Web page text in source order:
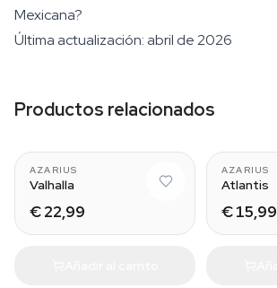
Mexicana?
Última actualización: abril de 2026
Productos relacionados
AZARIUS
Valhalla
€ 22,99
AZARIUS
Atlantis
€ 15,99